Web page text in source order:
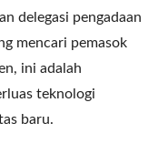
delegasi pengadaan
mencari pemasok
ini adalah
teknologi
baru.